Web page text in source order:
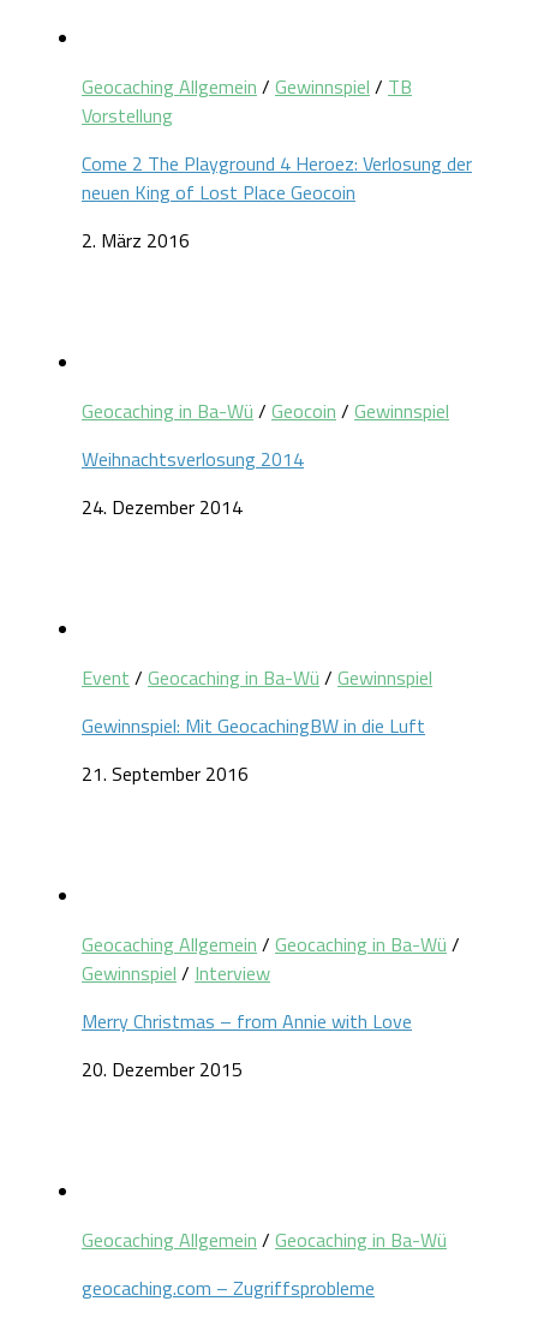
Geocaching Allgemein / Gewinnspiel / TB
Vorstellung
Come 2 The Playground 4 Heroez: Verlosung der
neuen King of Lost Place Geocoin
2. März 2016
Geocaching in Ba-Wü / Geocoin / Gewinnspiel
Weihnachtsverlosung 2014
24. Dezember 2014
Event / Geocaching in Ba-Wü / Gewinnspiel
Gewinnspiel: Mit GeocachingBW in die Luft
21. September 2016
Geocaching Allgemein / Geocaching in Ba-Wü /
Gewinnspiel / Interview
Merry Christmas – from Annie with Love
20. Dezember 2015
Geocaching Allgemein / Geocaching in Ba-Wü
geocaching.com – Zugriffsprobleme